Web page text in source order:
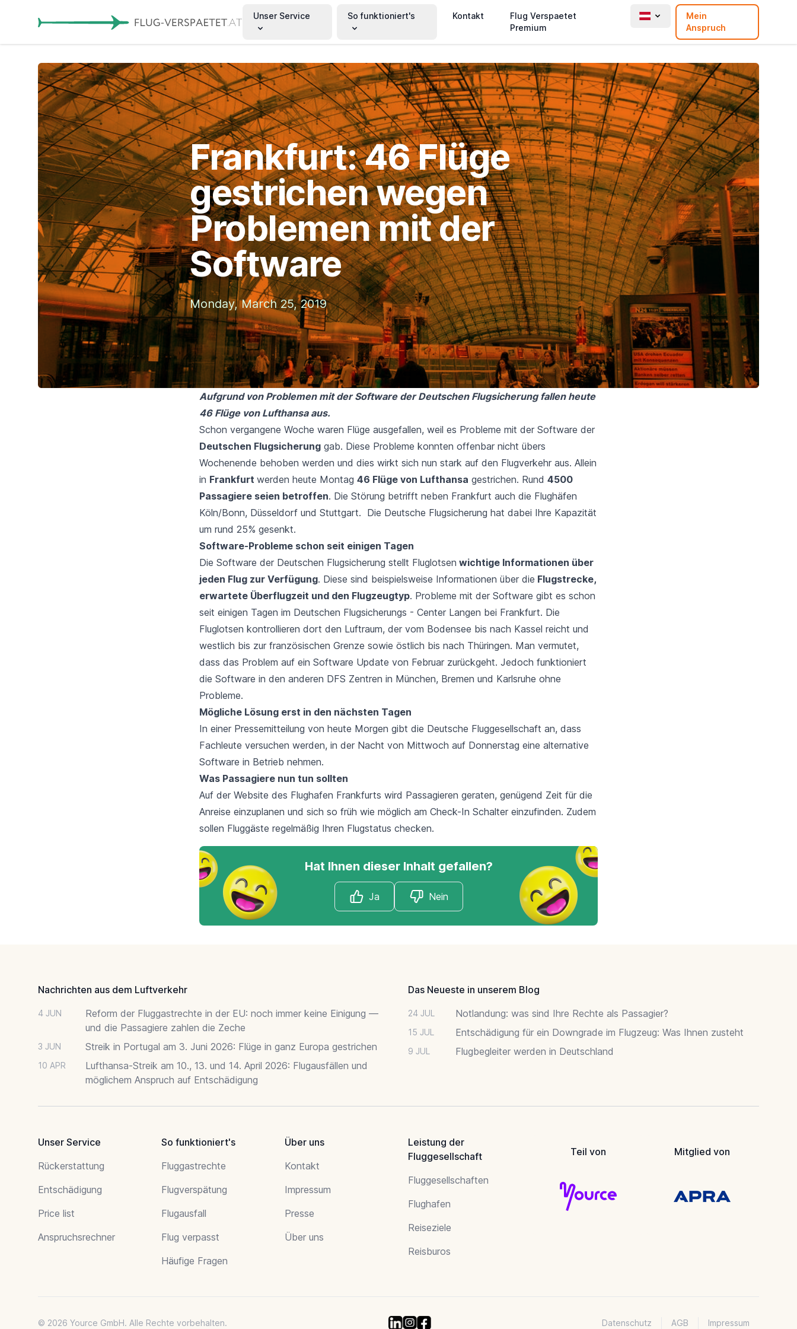
Unser Service So funktioniert's Kontakt
Flug Verspaetet
Premium
Mein
Anspruch
Frankfurt: 46 Flüge
gestrichen wegen
Problemen mit der
Software
Monday, March 25, 2019
Aufgrund von Problemen mit der Software der Deutschen Flugsicherung fallen heute
46 Flüge von Lufthansaaus.
Schon vergangene Woche waren Flüge ausgefallen, weil es Probleme mit der Software der
Deutschen Flugsicherung gab. Diese Probleme konnten offenbar nicht übers
Wochenende behoben werden und dies wirkt sich nun stark auf den Flugverkehr aus. Allein
in Frankfurt werden heute Montag 46 Flüge von Lufthansa gestrichen. Rund 4500
Passagiere seien betroffen. Die Störung betrifft neben Frankfurt auch die Flughäfen
Köln/Bonn, Düsseldorf und Stuttgart. Die Deutsche Flugsicherung hat dabei Ihre Kapazität
um rund 25% gesenkt.
Software-Probleme schon seit einigen Tagen
Die Software der Deutschen Flugsicherung stellt Fluglotsen wichtige Informationen über
jeden Flug zur Verfügung. Diese sind beispielsweise Informationen über die Flugstrecke,
erwartete Überflugzeit und den Flugzeugtyp. Probleme mit der Software gibt es schon
seit einigen Tagen im Deutschen Flugsicherungs - Center Langen bei Frankfurt. Die
Fluglotsen kontrollieren dort den Luftraum, der vom Bodensee bis nach Kassel reicht und
westlich bis zur französischen Grenze sowie östlich bis nach Thüringen. Man vermutet,
dass das Problem auf ein Software Update von Februar zurückgeht. Jedoch funktioniert
die Software in den anderen DFS Zentren in München, Bremen und Karlsruhe ohne
Probleme.
Mögliche Lösung erst in den nächsten Tagen
In einer Pressemitteilung von heute Morgen gibt die Deutsche Fluggesellschaft an, dass
Fachleute versuchen werden, in der Nacht von Mittwoch auf Donnerstag eine alternative
Software in Betrieb nehmen.
Was Passagiere nun tun sollten
Auf der Website des Flughafen Frankfurts wird Passagieren geraten, genügend Zeit für die
Anreise einzuplanen und sich so früh wie möglich am Check-In Schalter einzufinden. Zudem
sollen Fluggäste regelmäßig Ihren Flugstatus checken. ‪
Hat Ihnen dieser Inhalt gefallen?
Ja Nein
Nachrichten aus dem Luftverkehr
4 JUN
Reform der Fluggastrechte in der EU: noch immer keine Einigung —
und die Passagiere zahlen die Zeche
3 JUN Streik in Portugal am 3. Juni 2026: Flüge in ganz Europa gestrichen
10 APR
Lufthansa-Streik am 10., 13. und 14. April 2026: Flugausfällen und
möglichem Anspruch auf Entschädigung
Das Neueste in unserem Blog
24 JUL Notlandung: was sind Ihre Rechte als Passagier?
15 JUL Entschädigung für ein Downgrade im Flugzeug: Was Ihnen zusteht
9 JUL Flugbegleiter werden in Deutschland
Unser Service
Rückerstattung
Entschädigung
Price list
Anspruchsrechner
So funktioniert's
Fluggastrechte
Flugverspätung
Flugausfall
Flug verpasst
Häufige Fragen
Über uns
Kontakt
Impressum
Presse
Über uns
Leistung der
Fluggesellschaft
Fluggesellschaften
Flughafen
Reiseziele
Reisburos
Teil von Mitglied von
© 2026 Yource GmbH. Alle Rechte vorbehalten. Datenschutz AGB Impressum